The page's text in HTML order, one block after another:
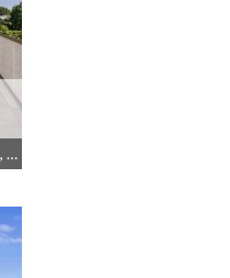
Résidence Principale, JEANBRUN, Meublé non géré, Droit commun